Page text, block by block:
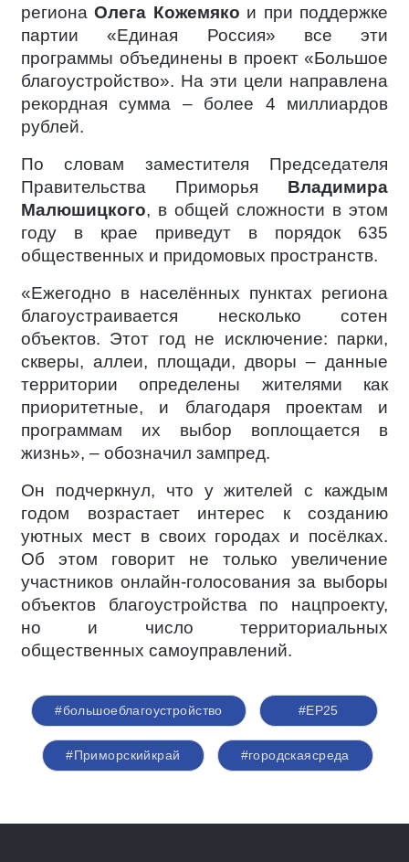
регионаОлега Кожемяко и при поддержке
партии «Единая Россия» все эти
программы объединены в проект «Большое
благоустройство». На эти цели направлена
рекордная сумма – более 4 миллиардов
рублей.
По словам заместителя Председателя
Правительства Приморья Владимира
Малюшицкого, в общей сложности в этом
году в крае приведут в порядок 635
общественных и придомовых пространств.
«Ежегодно в населённых пунктах региона
благоустраивается несколько сотен
объектов. Этот год не исключение: парки,
скверы, аллеи, площади, дворы – данные
территории определены жителями как
приоритетные, и благодаря проектам и
программам их выбор воплощается в
жизнь», – обозначил зампред.
Он подчеркнул, что у жителей с каждым
годом возрастает интерес к созданию
уютных мест в своих городах и посёлках.
Об этом говорит не только увеличение
участников онлайн-голосования за выборы
объектов благоустройства по нацпроекту,
но и число территориальных
общественных самоуправлений.
#большоеблагоустройство #ЕР25
#Приморскийкрай #городскаясреда